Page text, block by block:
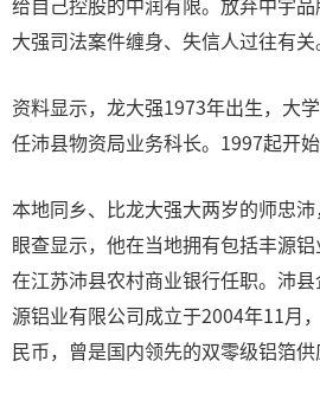
大强司法案件缠身、失信人过往有关
资料显示，龙大强1973年出生，大
任沛县物资局业务科长。1997起开始
本地同乡、比龙大强大两岁的师忠
眼查显示，他在当地拥有包括丰源
在江苏沛县农村商业银行任职。沛
源铝业有限公司成立于2004年11月
民币，曾是国内领先的双零级铝箔供